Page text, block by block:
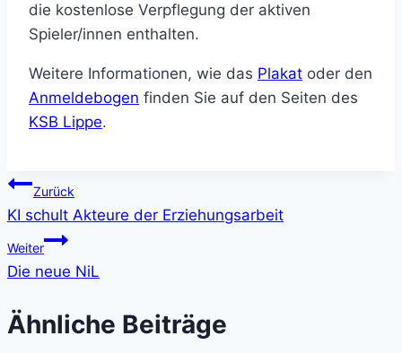
die kostenlose Verpflegung der aktiven
Spieler/innen enthalten.
Weitere Informationen, wie das Plakat oder den
Anmeldebogen finden Sie auf den Seiten des
KSB Lippe.
Beitragsnavigation
Zurück
KI schult Akteure der Erziehungsarbeit
Weiter
Die neue NiL
Ähnliche Beiträge